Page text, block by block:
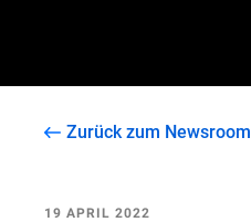
Zurück zum Newsroom
19 APRIL 2022